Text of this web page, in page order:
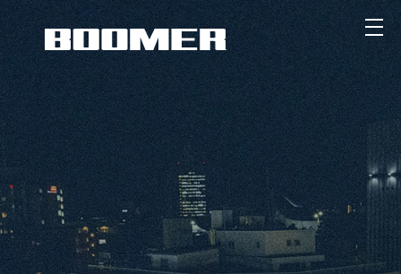
イベント制作・キャ
ンペーン制作・PR代
行に強い広告代理店
ならBOOMER